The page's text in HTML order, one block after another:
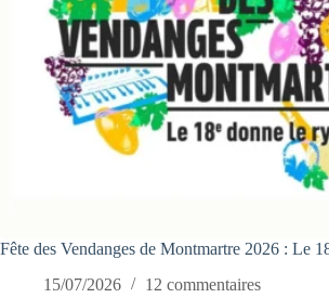
Fête des Vendanges de Montmartre 2026 : Le
15/07/2026
12 commentaires